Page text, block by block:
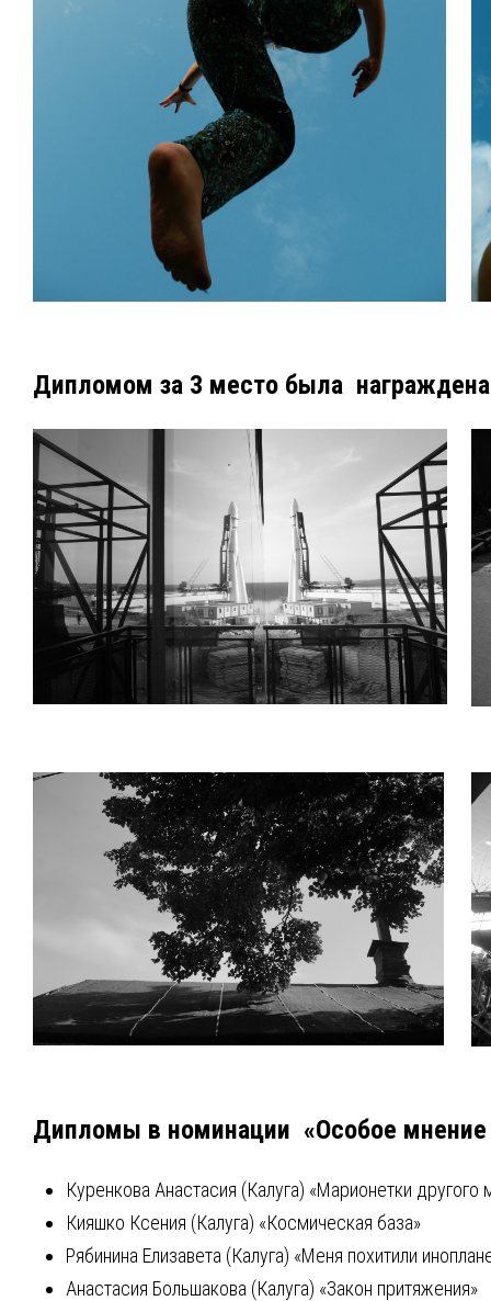
Дипломом за 3 место была
Дипломы в номинации «Особое
Куренкова Анастасия (Калуга) «Марионетки другого
Кияшко Ксения (Калуга) «Космическая база»
Рябинина Елизавета (Калуга) «Меня похитили
Анастасия Большакова (Калуга) «Закон притяжения»